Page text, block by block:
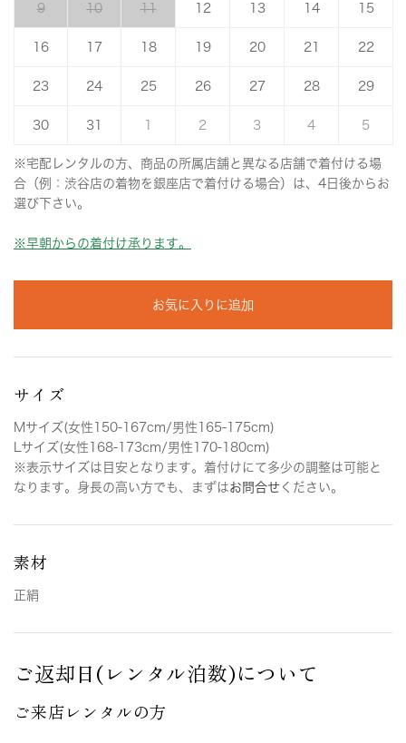
9 10 11 12 13 14 15
16 17 18 19 20 21 22
23 24 25 26 27 28 29
30 31 2 3 4 5
※宅配レンタルの方、商品の所属店舗と異なる店舗で着付ける場
合（例：渋谷店の着物を銀座店で着付ける場合）は、4日後からお
選び下さい。
※早朝からの着付け承ります。
お気に入りに追加
サイズ
Mサイズ(女性150-167cm/男性165-175cm)
Lサイズ(女性168-173cm/男性170-180cm)
※表示サイズは目安となります。着付けにて多少の調整は可能と
なります。身長の高い方でも、まずはお問合せ ください。
素材
正絹
ご返却日(レンタル泊数)について
ご来店レンタルの方